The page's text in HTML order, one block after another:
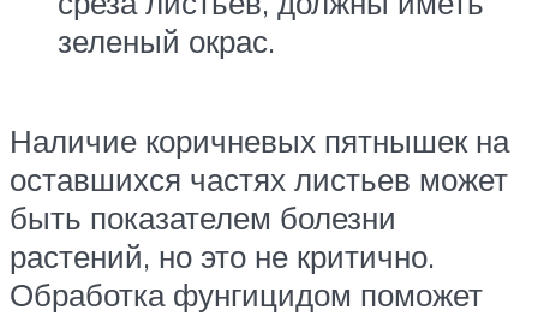
зеленый окрас.
Наличие коричневых пятнышек на
оставшихся частях листьев может
быть показателем болезни
растений, но это не критично.
Обработка фунгицидом поможет